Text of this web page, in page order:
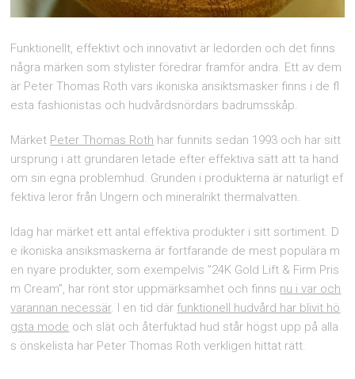
Funktionellt, effektivt och innovativt är ledorden och det finns
några märken som stylister föredrar framför andra. Ett av dem
är Peter Thomas Roth vars ikoniska ansiktsmasker finns i de fl
esta fashionistas och hudvårdsnördars badrumsskåp.
Märket Peter Thomas Roth har funnits sedan 1993 och har sitt
ursprung i att grundaren letade efter effektiva sätt att ta hand
om sin egna problemhud. Grunden i produkterna är naturligt ef
fektiva leror från Ungern och mineralrikt thermalvatten.
Idag har märket ett antal effektiva produkter i sitt sortiment. D
e ikoniska ansiksmaskerna är fortfarande de mest populära m
en nyare produkter, som exempelvis ”24K Gold Lift & Firm Pris
m Cream”, har rönt stor uppmärksamhet och finns nu i var och
varannan necessär. I en tid där funktionell hudvård har blivit hö
gsta mode och slät och återfuktad hud står högst upp på alla
s önskelista har Peter Thomas Roth verkligen hittat rätt.